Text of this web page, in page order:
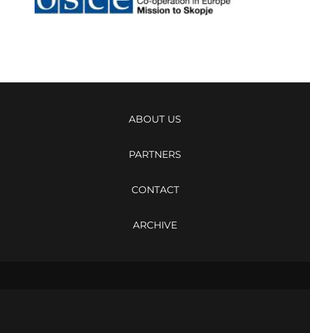
ABOUT US
PARTNERS
CONTACT
ARCHIVE